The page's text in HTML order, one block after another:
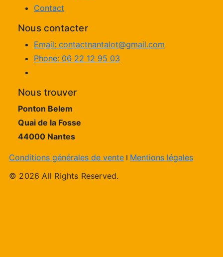
Contact
Nous contacter
Email: contactnantalot@gmail.com
Phone: 06 22 12 95 03
Nous trouver
Ponton Belem
Quai de la Fosse
44000 Nantes
Conditions générales de vente I Mentions légales
© 2026 All Rights Reserved.